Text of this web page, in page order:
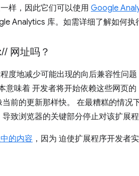
样，因此它们可以使用 Google
Analytics 库。如需详细了解如何执
// 网址吗？
度地减少可能出现的向后兼容性问
意味着 开发者将开始依赖这些网页
前的更新那样快。 在最糟糕的情况
致浏览器的关键部分停止对该扩展程
的内容 ，因为 迫使扩展程序开发者